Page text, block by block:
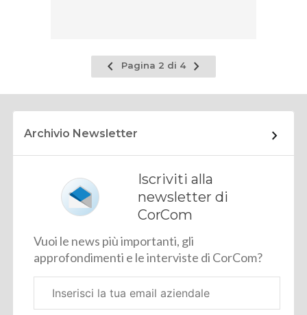
Pagina
precedente
Pagina 2 di 4
Pagina
successiva
Archivio Newsletter
Iscriviti alla
newsletter di
CorCom
Vuoi le news più importanti, gli
approfondimenti e le interviste di CorCom?
aziendale